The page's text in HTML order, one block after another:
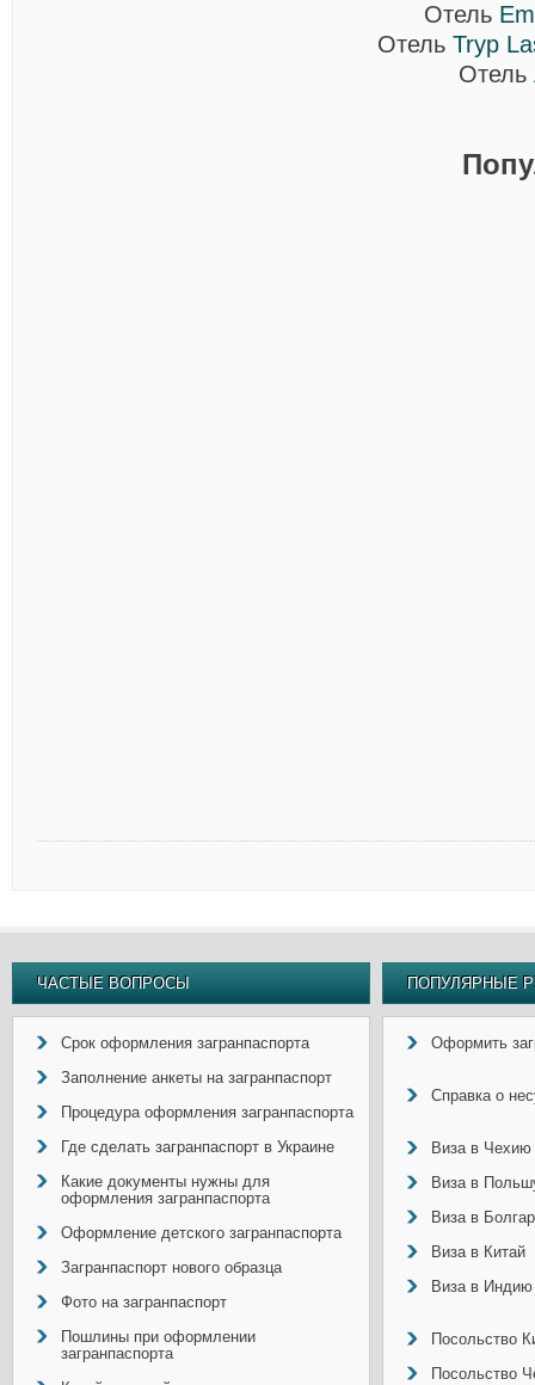
Отель
Отель Tryp
Отель
ЧАСТЫЕ ВОПРОСЫ
Срок оформления загранпаспорта
Заполнение анкеты на загранпаспорт
Процедура оформления загранпаспорта
Где сделать загранпаспорт в Украине
Какие документы нужны для
оформления загранпаспорта
Оформление детского загранпаспорта
Загранпаспорт нового образца
Фото на загранпаспорт
Пошлины при оформлении
загранпаспорта
ПОПУЛЯРНЫЕ
Оформить
Справка о
Виза в Чехию
Виза в
Виза в
Виза в Китай
Виза в Индию
Посольство
Посольство